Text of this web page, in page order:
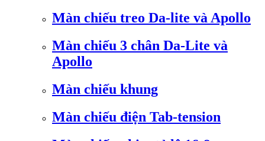
Màn chiếu treo Da-lite và Apollo
Màn chiếu 3 chân Da-Lite và
Apollo
Màn chiếu khung
Màn chiếu điện Tab-tension